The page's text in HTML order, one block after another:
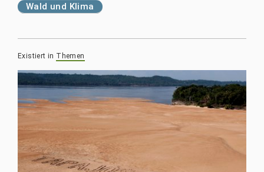
Wald und Klima
Existiert in Themen